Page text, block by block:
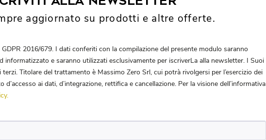
aggiornato su prodotti e altre offerte.
2016/679. I dati conferiti con la compilazione del presente modulo saranno
e saranno utilizzati esclusivamente per iscriverLa alla newsletter. I Suoi
Titolare del trattamento è Massimo Zero Srl, cui potrà rivolgersi per l’esercizio dei
ai dati, d’integrazione, rettifica e cancellazione. Per la visione dell’informativa